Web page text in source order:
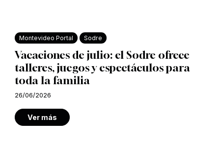
Montevideo Portal Sodre
Vacaciones de julio: el Sodre ofrece
talleres, juegos y espectáculos para
toda la familia
26/06/2026
Ver más